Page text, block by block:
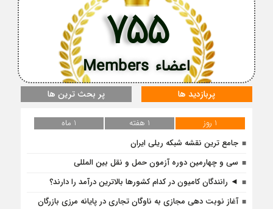
اعضاء Members
755
پربازدید ها پر بحث ترین ها
1 روز 1 هفته
1 ماه
جامع ترین نقشه شبکه ریلی ایران
سی و چهارمین دوره آزمون حمل و نقل بین المللی
◄ رانندگان کامیون در کدام کشورها بالاترین درآمد را دارند؟
آغاز نوبت دهی مجازی به ناوگان تجاری در پایانه مرزی بازرگان